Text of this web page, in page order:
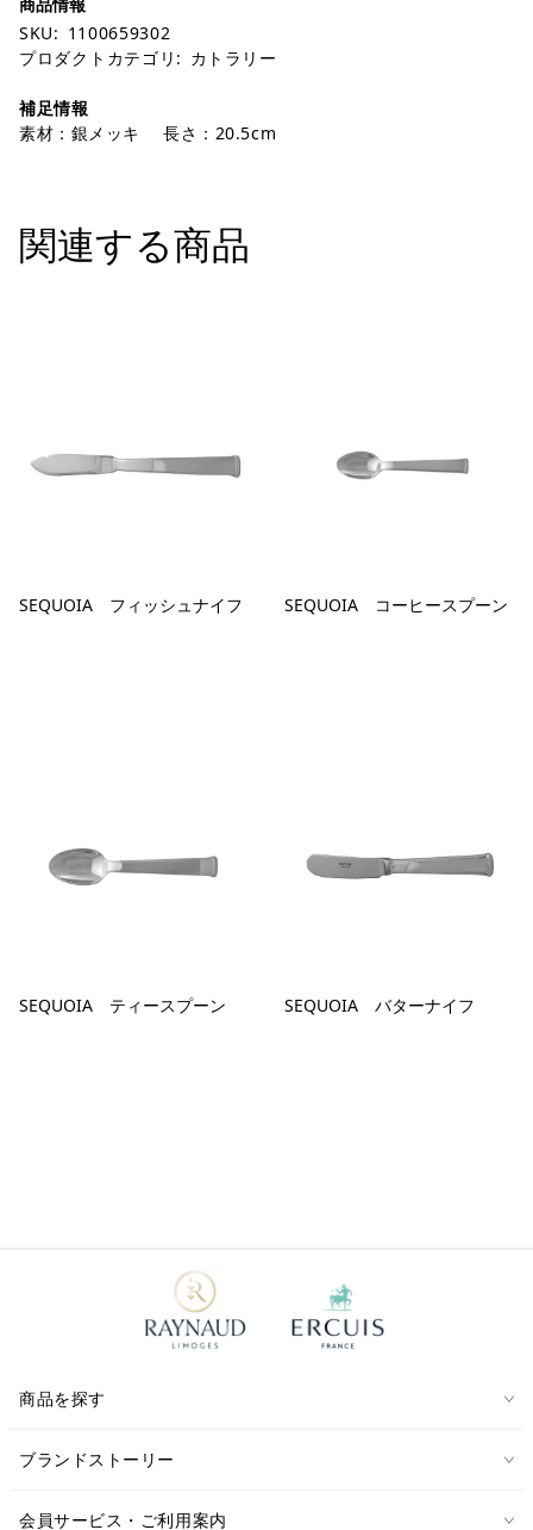
SKU: 1100659302
プロダクトカテゴリ: カトラリー
補足情報
素材：銀メッキ 長さ：20.5cm
関連する商品
SEQUOIA フィッシュナイフ SEQUOIA コーヒースプーン
SEQUOIA ティースプーン SEQUOIA バターナイフ
商品を探す
ブランドストーリー
会員サービス・ご利用案内